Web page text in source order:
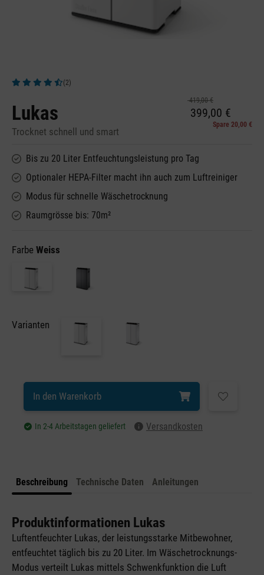
(2)
Lukas
Trocknet schnell und smart
419,00 €
399,00 €
Spare 20,00 €
Bis zu 20 Liter Entfeuchtungsleistung pro Tag
Optionaler HEPA-Filter macht ihn auch zum Luftreiniger
Modus für schnelle Wäschetrocknung
Raumgrösse bis: 70m²
Farbe Weiss
Varianten
In den Warenkorb
In 2-4 Arbeitstagen geliefert Versandkosten
Beschreibung Technische Daten Anleitungen
Produktinformationen Lukas
Luftentfeuchter Lukas, der leistungsstarke Mitbewohner,
entfeuchtet täglich bis zu 20 Liter. Im Wäschetrocknungs-
Modus verteilt Lukas mittels Schwenkfunktion die Luft